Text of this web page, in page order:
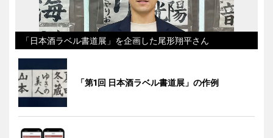
「日本酒ラベル書道展」を企画した尾形翔平さん
「第1回 日本酒ラベル書道展」の作例